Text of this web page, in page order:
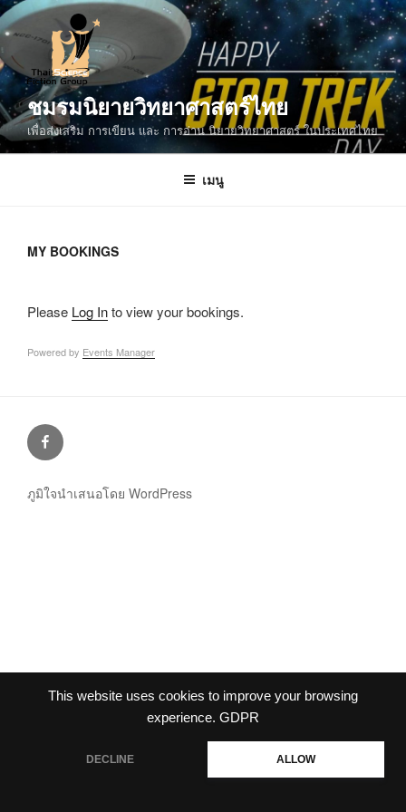
This website uses cookies to improve your browsing
experience. GDPR
DECLINE ALLOW
ข้าม
ไป
ยัง
บทความ
ชมรมนิยายวิทยาศาสตร์ไทย
เพื่อส่งเสริม การเขียน และ การอ่าน นิยายวิทยาศาสตร์ ในประเทศไทย
เมนู
MY BOOKINGS
Please Log Into view your bookings.
Powered by Events Manager
facebook
ภูมิใจนำเสนอโดย WordPress